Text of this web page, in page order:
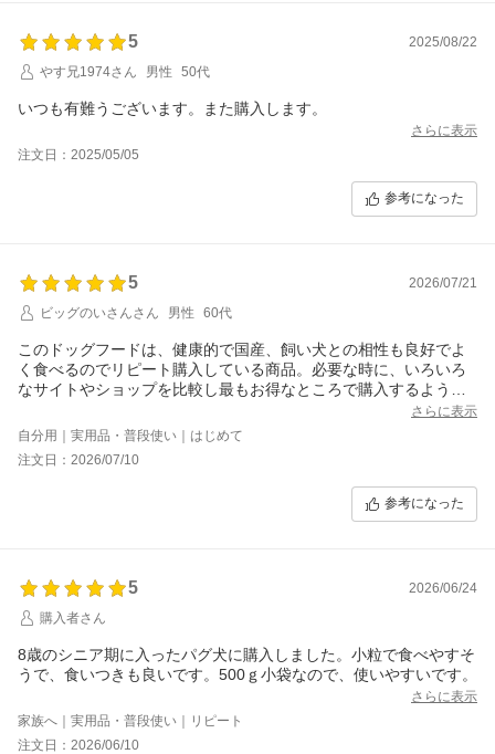
5
2025/08/22
やす兄1974さん
男性 50代
いつも有難うございます。また購入します。
さらに表示
注文日：2025/05/05
参考になった
5
2026/07/21
ビッグのいさんさん
男性 60代
このドッグフードは、健康的で国産、飼い犬との相性も良好でよ
く食べるのでリピート購入している商品。必要な時に、いろいろ
なサイトやショップを比較し最もお得なところで購入するように
さらに表示
自分用｜実用品・普段使い｜はじめて
注文日：2026/07/10
参考になった
5
2026/06/24
購入者さん
8歳のシニア期に入ったパグ犬に購入しました。小粒で食べやすそ
さらに表示
家族へ｜実用品・普段使い｜リピート
注文日：2026/06/10